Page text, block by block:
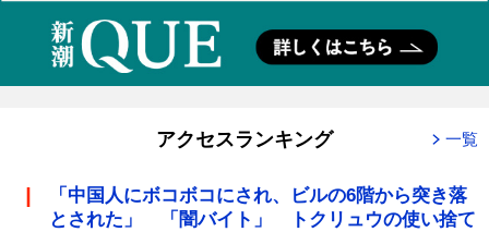
アクセスランキング 一覧
「中国人にボコボコにされ、ビルの6階から突き落
とされた」 「闇バイト」 トクリュウの使い捨て